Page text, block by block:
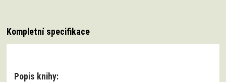
Kompletní specifikace
Popis knihy: